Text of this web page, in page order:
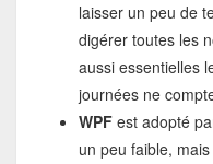
laisser un peu de
digérer toutes les
aussi essentielles
journées ne
WPFest adopté
un peu faible,